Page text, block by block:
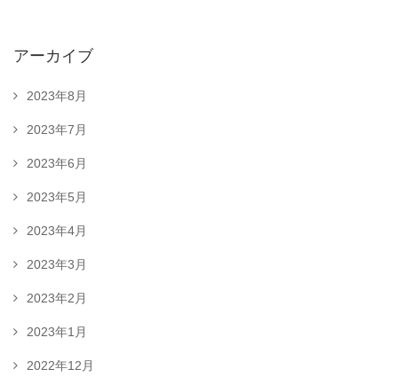
アーカイブ
2023年8月
2023年7月
2023年6月
2023年5月
2023年4月
2023年3月
2023年2月
2023年1月
2022年12月